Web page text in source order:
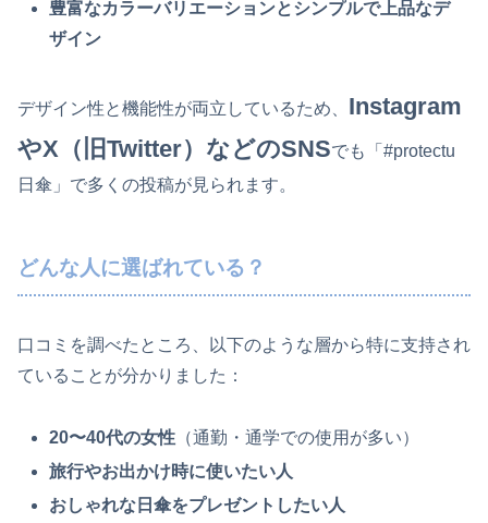
豊富なカラーバリエーションとシンプルで上品なデ
ザイン
デザイン性と機能性が両立しているため、 Instagram
やX（旧Twitter）などのSNSでも「#protectu
日傘」で多くの投稿が見られます。
どんな人に選ばれている？
口コミを調べたところ、以下のような層から特に支持され
ていることが分かりました：
20〜40代の女性 （通勤・通学での使用が多い）
旅行やお出かけ時に使いたい人
おしゃれな日傘をプレゼントしたい人